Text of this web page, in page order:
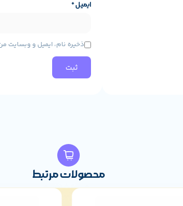
ایمیل*
ذخیره نام، ایمیل و وبسایت
محصولات مرتبط